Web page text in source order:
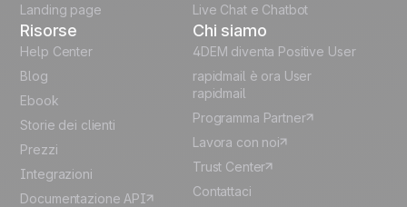
Landing page
Live Chat e Chatbot
Risorse
Help Center
Blog
Ebook
Storie dei clienti
Prezzi
Integrazioni
Documentazione API
Chi siamo
4DEM diventa Positive User
rapidmail è ora User
rapidmail
Programma Partner
Lavora con noi
Trust Center
Contattaci